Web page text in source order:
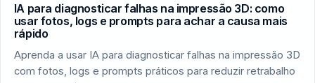
IA para diagnosticar falhas na impressão 3D: como
usar fotos, logs e prompts para achar a causa mais
rápido
Aprenda a usar IA para diagnosticar falhas na impressão 3D
com fotos, logs e prompts práticos para reduzir retrabalho